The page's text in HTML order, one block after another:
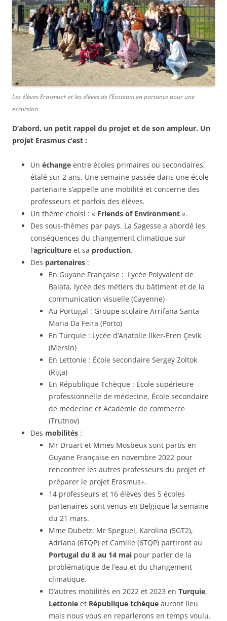
Les élèves Erasmus+ et les élèves de l’Ecoteam en partance pour une
excursion
D’abord, un petit rappel du projet et de son ampleur. Un
projet Erasmus c’est :
Un échange entre écoles primaires ou secondaires,
étalé sur 2 ans. Une semaine passée dans une école
partenaire s’appelle une mobilité et concerne des
professeurs et parfois des élèves.
Un thème choisi : « Friends of Environment ».
Des sous-thèmes par pays. La Sagesse a abordé les
conséquences du changement climatique sur
l’agriculture et sa production.
Des partenaires :
En Guyane Française : Lycée Polyvalent de
Balata, lycée des métiers du bâtiment et de la
communication visuelle (Cayenne)
Au Portugal : Groupe scolaire Arrifana Santa
Maria Da Feira (Porto)
En Turquie : Lycée d’Anatolie İlker-Eren Çevik
(Mersin)
En Lettonie : École secondaire Sergey Zoltok
(Riga)
En République Tchèque : École supérieure
professionnelle de médecine, École secondaire
de médecine et Académie de commerce
(Trutnov)
Des mobilités :
Mr Druart et Mmes Mosbeux sont partis en
Guyane Française en novembre 2022 pour
rencontrer les autres professeurs du projet et
préparer le projet Erasmus+.
14 professeurs et 16 élèves des 5 écoles
partenaires sont venus en Belgique la semaine
du 21 mars.
Mme Dubetz, Mr Speguel, Karolina (5GT2),
Adriana (6TQP) et Camille (6TQP) partiront au
Portugal du 8 au 14 mai pour parler de la
problématique de l’eau et du changement
climatique.
D’autres mobilités en 2022 et 2023 en Turquie,
Lettonie et République tchèque auront lieu
mais nous vous en reparlerons en temps voulu.